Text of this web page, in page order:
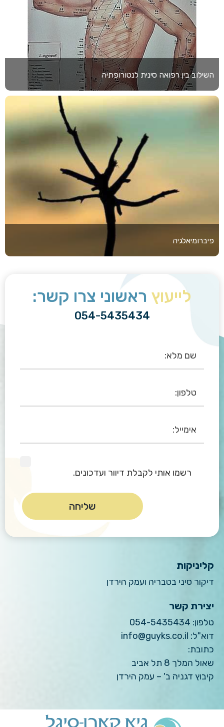
השילוב בין רפואה סינית לנטורופתיה
פיברומיאלגיה
לייעוץ ראשוני צרו קשר:
054-5435434
רשמו אותי לקבלת דיוור ועדכונים.
קליניקות
דיקור סיני בטבריה ועמק הירדן
יצירת קשר
טלפון: 054-5435434
דוא"ל: info@guyks.co.il
כתובת:
שאול המלך 8 תל אביב
קיבוץ דגניה ב' – עמק הירדן